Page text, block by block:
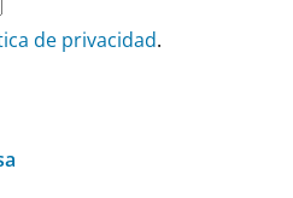
de privacidad.